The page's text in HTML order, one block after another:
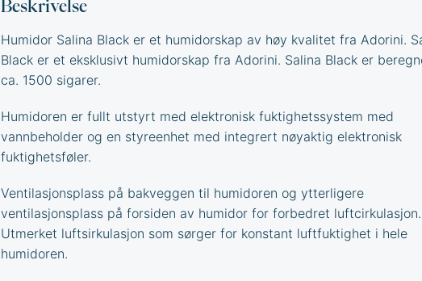
Beskrivelse
Humidor Salina Black er et humidorskap av høy kvalitet fra Adorini.
Black er et eksklusivt humidorskap fra Adorini. Salina Black er
ca. 1500 sigarer.
Humidoren er fullt utstyrt med elektronisk fuktighetssystem med
vannbeholder og en styreenhet med integrert nøyaktig elektronisk
fuktighetsføler.
Ventilasjonsplass på bakveggen til humidoren og ytterligere
ventilasjonsplass på forsiden av humidor for forbedret luftcirkulasjon.
Utmerket luftsirkulasjon som sørger for konstant luftfuktighet i hele
humidoren.